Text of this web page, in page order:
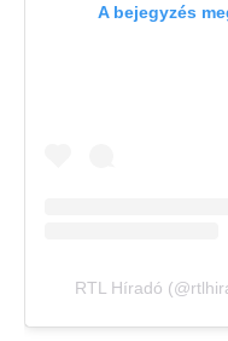
A bejegyzés
RTL Híradó